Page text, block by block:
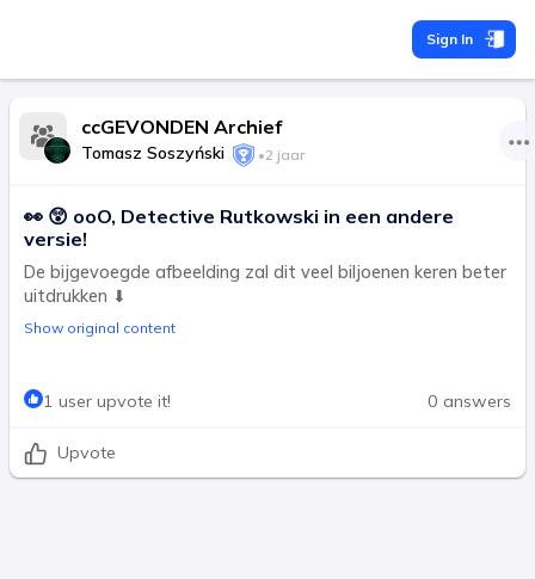
Sign In
ccGEVONDEN Archief
Tomasz Soszyński •2 jaar
👀 😲 ooO, Detective Rutkowski in een andere
versie!
De bijgevoegde afbeelding zal dit veel biljoenen keren beter
uitdrukken ⬇
Show original content
1 user upvote it! 0 answers
Upvote